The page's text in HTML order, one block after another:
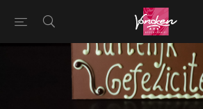
Bestellingen voor morgen kunnen
16:00 uur worden